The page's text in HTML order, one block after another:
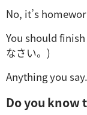
No, it’s
You should
なさい。)
Anything you
Do you know